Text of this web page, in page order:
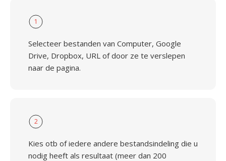
1
Selecteer bestanden van Computer, Google
Drive, Dropbox, URL of door ze te verslepen
naar de pagina.
2
Kies otb of iedere andere bestandsindeling die u
nodig heeft als resultaat (meer dan 200